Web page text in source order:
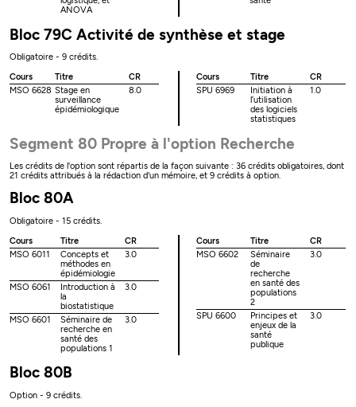
ANOVA
Bloc 79C Activité de synthèse et stage
Obligatoire - 9 crédits.
Cours
Titre
CR
MSO 6628 Stage en
surveillance
épidémiologique
8.0
Cours Titre
CR
SPU 6969
Initiation à
l’utilisation
des logiciels
statistiques
1.0
Segment 80 Propre à l'option Recherche
Les crédits de l'option sont répartis de la façon suivante : 36 crédits obligatoires, dont
21 crédits attribués à la rédaction d'un mémoire, et 9 crédits à option.
Bloc 80A
Obligatoire - 15 crédits.
Cours
Titre
CR
MSO 6011
Concepts et
méthodes en
épidémiologie
3.0
MSO 6061
Introduction à
la
biostatistique
3.0
MSO 6601
Séminaire de
recherche en
santé des
populations 1
3.0
Cours Titre
CR
MSO 6602
Séminaire
de
recherche
en santé des
populations
2
3.0
SPU 6600
Principes et
enjeux de la
santé
publique
3.0
Bloc 80B
Option - 9 crédits.